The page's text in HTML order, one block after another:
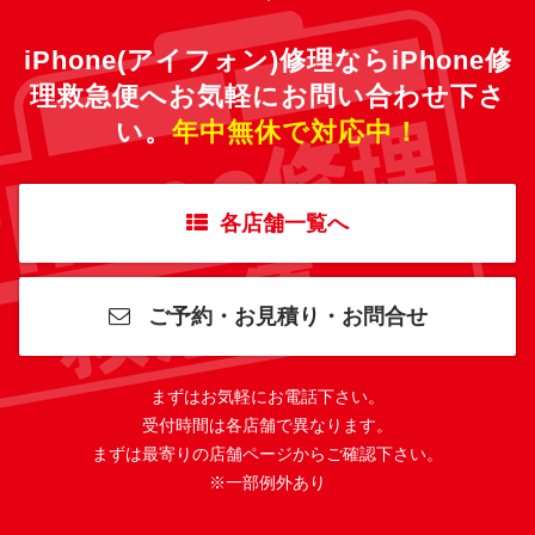
iPhone(アイフォン)修理ならiPhone修
理救急便へお気軽にお問い合わせ下さ
い。年中無休で対応中！
各店舗一覧へ
ご予約・お見積り・お問合せ
まずはお気軽にお電話下さい。
受付時間は各店舗で異なります。
まずは最寄りの店舗ページからご確認下さい。
※一部例外あり